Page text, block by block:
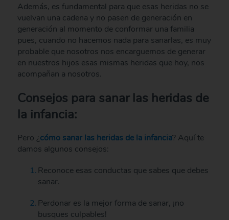
Además, es fundamental para que esas heridas no se
vuelvan una cadena y no pasen de generación en
generación al momento de conformar una familia
pues, cuando no hacemos nada para sanarlas, es muy
probable que nosotros nos encarguemos de generar
en nuestros hijos esas mismas heridas que hoy, nos
acompañan a nosotros.
Consejos para sanar las heridas de
la infancia:
Pero ¿cómo sanar las heridas de la infancia? Aquí te
damos algunos consejos:
Reconoce esas conductas que sabes que debes
sanar.
Perdonar es la mejor forma de sanar, ¡no
busques culpables!